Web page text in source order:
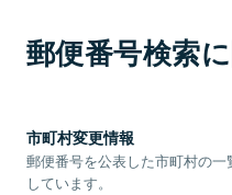
郵便番号検索
市町村変更情報
郵便番号を公表した市町村の
しています。